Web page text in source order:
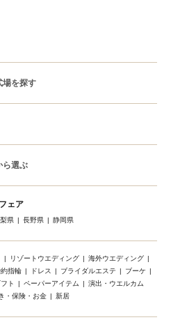
場を探す
ら選ぶ
ェア
県 長野県 静岡県
リゾートウエディング
海外ウエディング
指輪 ドレス ブライダルエステ
ブーケ
ト ペーパーアイテム
演出・ウエルカム
・保険・お金 新居